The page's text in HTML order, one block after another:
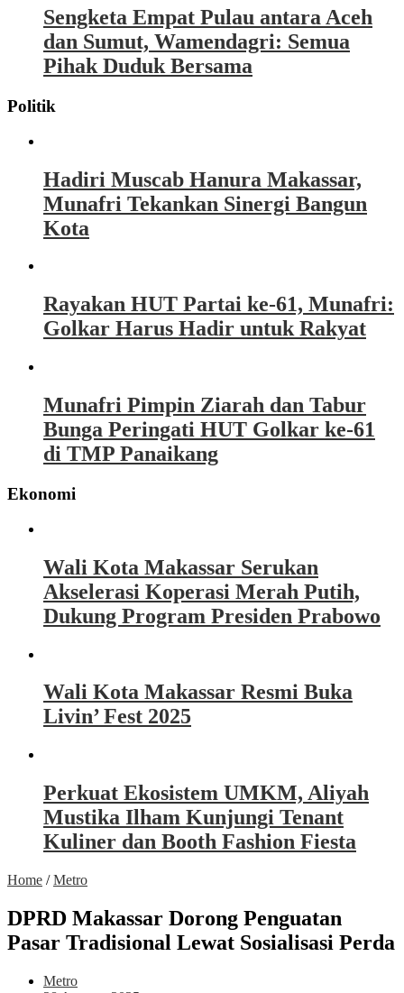
Sengketa Empat Pulau antara Aceh
dan Sumut, Wamendagri: Semua
Pihak Duduk Bersama
Politik
Hadiri Muscab Hanura Makassar,
Munafri Tekankan Sinergi Bangun
Kota
Rayakan HUT Partai ke-61, Munafri:
Golkar Harus Hadir untuk Rakyat
Munafri Pimpin Ziarah dan Tabur
Bunga Peringati HUT Golkar ke-61
di TMP Panaikang
Ekonomi
Wali Kota Makassar Serukan
Akselerasi Koperasi Merah Putih,
Dukung Program Presiden Prabowo
Wali Kota Makassar Resmi Buka
Livin’ Fest 2025
Perkuat Ekosistem UMKM, Aliyah
Mustika Ilham Kunjungi Tenant
Kuliner dan Booth Fashion Fiesta
Home /Metro
DPRD Makassar Dorong Penguatan
Pasar Tradisional Lewat Sosialisasi Perda
Metro